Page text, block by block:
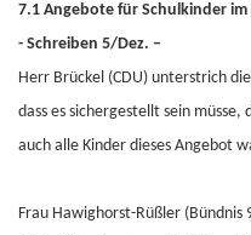
7.1 Angebote für Schulkinder
- Schreiben 5/Dez. –
Herr Brückel (CDU) unterstrich
dass es sichergestellt sein
auch alle Kinder dieses Angebot
Frau Hawighorst-Rüßler